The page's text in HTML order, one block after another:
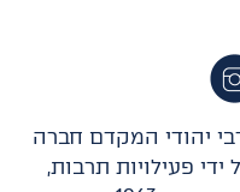
יהודי המקדם חברה
פעילויות תרבות,